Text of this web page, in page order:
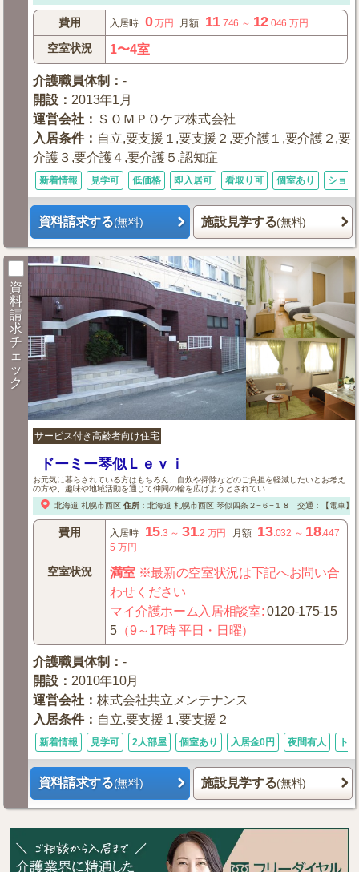
費用 入居時 0万円 月額 11.746 ～ 12.046 万円
空室状況 1〜4室
介護職員体制 ：-
開設 ： 2013年1月
運営会社 ： ＳＯＭＰＯケア株式会社
入居条件： 自立,要支援１,要支援２,要介護１,要介護２,要
介護３,要介護４,要介護５,認知症
新着情報 見学可 低価格 即入居可 看取り可 個室あり ショ
資料請求する(無料) 施設見学する(無料)
資
料
請
求
チ
ェ
ッ
ク
サービス付き高齢者向け住宅
ドーミー琴似Ｌｅｖｉ
お元気に暮らされている方はもちろん、自炊や掃除などのご負担を軽減したいとお考え
の方や、趣味や地域活動を通じて仲間の輪を広げようとされてい...
北海道 札幌市西区 住所： 北海道 札幌市西区琴似四条２−６−１８ 交通：【電車】
費用 入居時 15 .3 ～ 31.2 万円 月額 13.032 ～ 18.447
5 万円
空室状況 満室※最新の空室状況は下記へお問い合
わせください
マイ介護ホーム入居相談室:0120-175-15
5 （9～17時 平日・日曜）
介護職員体制 ：-
開設 ： 2010年10月
運営会社 ：株式会社共立メンテナンス
入居条件： 自立,要支援１,要支援２
新着情報 見学可 2人部屋 個室あり 入居金0円 夜間有人 ト
資料請求する(無料) 施設見学する(無料)